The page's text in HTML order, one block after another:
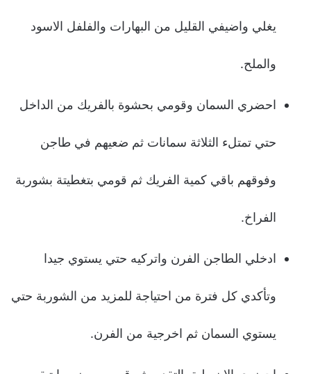
يغلي واضيفي القليل من البهارات والفلفل الاسود
والملح.
احضري السمان وقومي بحشوة بالفريك من الداخل
حتي تمتلء الثلاثة سمانات ثم ضعيهم في طاجن
وفوقهم باقي كمية الفريك ثم قومي بتغطيتة بشوربة
الفراخ.
ادخلي الطاجن الفرن واتركيه حتي يستوي جيدا
وتأكدي كل فترة من احتياجة للمزيد من الشوربة حتي
يستوي السمان ثم اخرجية من الفرن.